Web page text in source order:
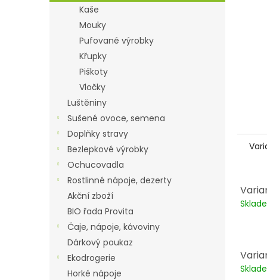
Kaše
Mouky
Pufované výrobky
Křupky
Piškoty
Vločky
Luštěniny
Sušené ovoce, semena
Doplňky stravy
Bezlepkové výrobky
Ochucovadla
Rostlinné nápoje, dezerty
Akční zboží
BIO řada Provita
Čaje, nápoje, kávoviny
Dárkový poukaz
Ekodrogerie
Horké nápoje